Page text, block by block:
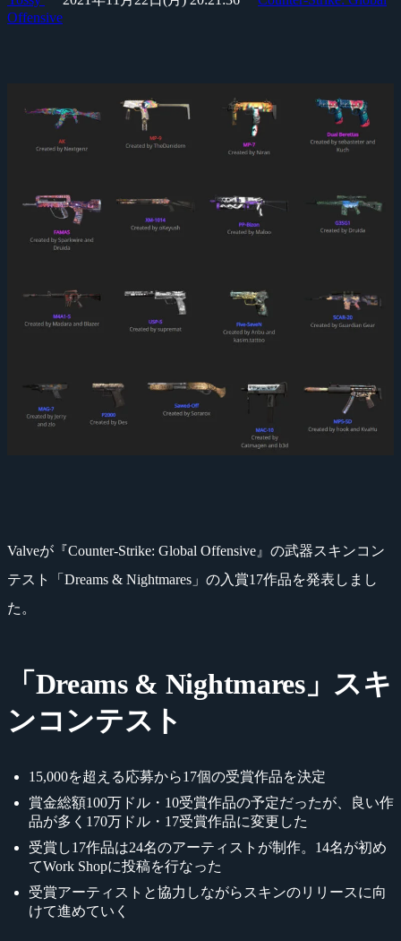
Offensive
Valveが『Counter-Strike: Global Offensive』の武器スキンコン
テスト「Dreams & Nightmares」の入賞17作品を発表しまし
た。
「Dreams & Nightmares」スキ
ンコンテスト
15,000を超える応募から17個の受賞作品を決定
賞金総額100万ドル・10受賞作品の予定だったが、良い作
品が多く170万ドル・17受賞作品に変更した
受賞し17作品は24名のアーティストが制作。14名が初め
てWork Shopに投稿を行なった
受賞アーティストと協力しながらスキンのリリースに向
けて進めていく